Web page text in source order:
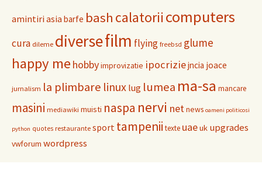
amintiriasia barfe bash calatorii computers
cura dileme diversefilm flying freebsd glume
happy me hobbyimprovizatie ipocriziejncia joace
jurnalism la plimbare linux lug lumea ma-sa mancare
masini mediawiki muisti naspa nervi netnews oameni politicosi
python quotes restaurante sport tampenii texte uaeuk upgrades
vwforum wordpress